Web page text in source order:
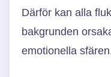
Därför kan alla
bakgrunden
emotionella